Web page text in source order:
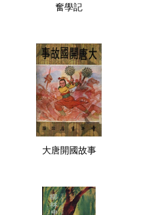
奮學記
大唐開國故事